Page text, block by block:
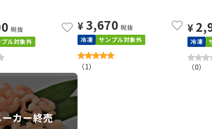
税抜
ル対象外
¥ 3,670 税抜
冷凍
サンプル対象外
（1）
¥
冷凍
（0）
ーカー終売